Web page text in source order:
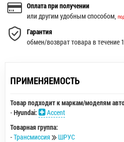
Оплата при получении
или другим удобным способом,
Гарантия
обмен/возврат товара в течение
ПРИМЕНЯЕМОСТЬ
Товар подходит к маркам/моделям
-Hyundai:
Accent
Товарная группа:
-Трансмиссия ШРУС